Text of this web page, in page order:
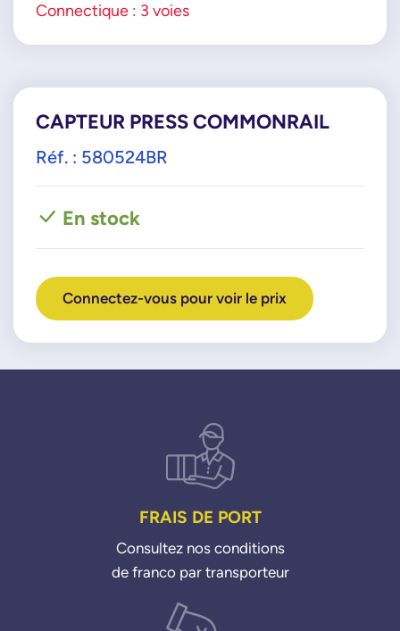
Connectique : 3 voies
CAPTEUR PRESS COMMONRAIL
Réf. : 580524BR
En stock
Connectez-vous pour voir le prix
FRAIS DE PORT
Consultez nos conditions
de franco par transporteur